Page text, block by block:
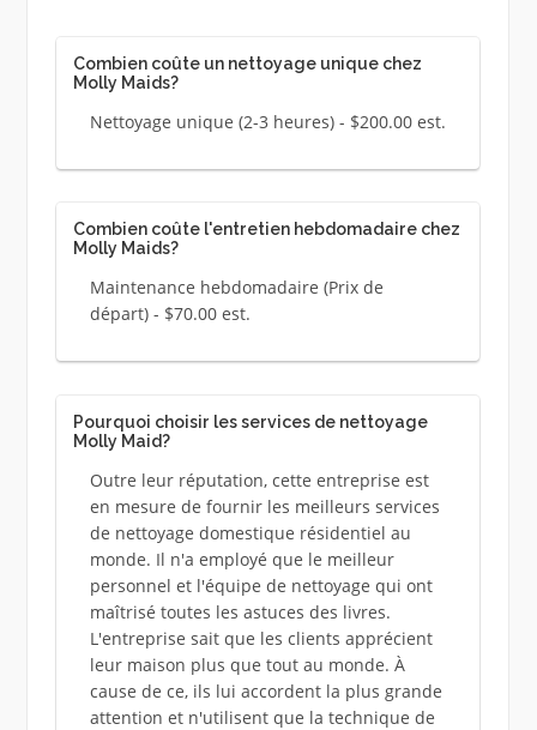
Combien coûte un nettoyage unique chez
Molly Maids?
Nettoyage unique (2-3 heures) - $200.00 est.
Combien coûte l'entretien hebdomadaire chez
Molly Maids?
Maintenance hebdomadaire (Prix ​​de
départ) - $70.00 est.
Pourquoi choisir les services de nettoyage
Molly Maid?
Outre leur réputation, cette entreprise est
en mesure de fournir les meilleurs services
de nettoyage domestique résidentiel au
monde. Il n'a employé que le meilleur
personnel et l'équipe de nettoyage qui ont
maîtrisé toutes les astuces des livres.
L'entreprise sait que les clients apprécient
leur maison plus que tout au monde. À
cause de ce, ils lui accordent la plus grande
attention et n'utilisent que la technique de